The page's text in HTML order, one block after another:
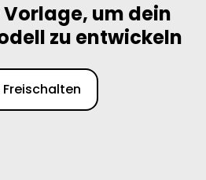
Vorlage, um dein
zu entwickeln
Freischalten